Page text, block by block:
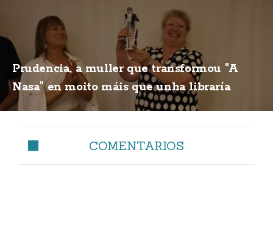
Prudencia, a muller que transformou "A
Nasa" en moito máis que unha libraría
COMENTARIOS